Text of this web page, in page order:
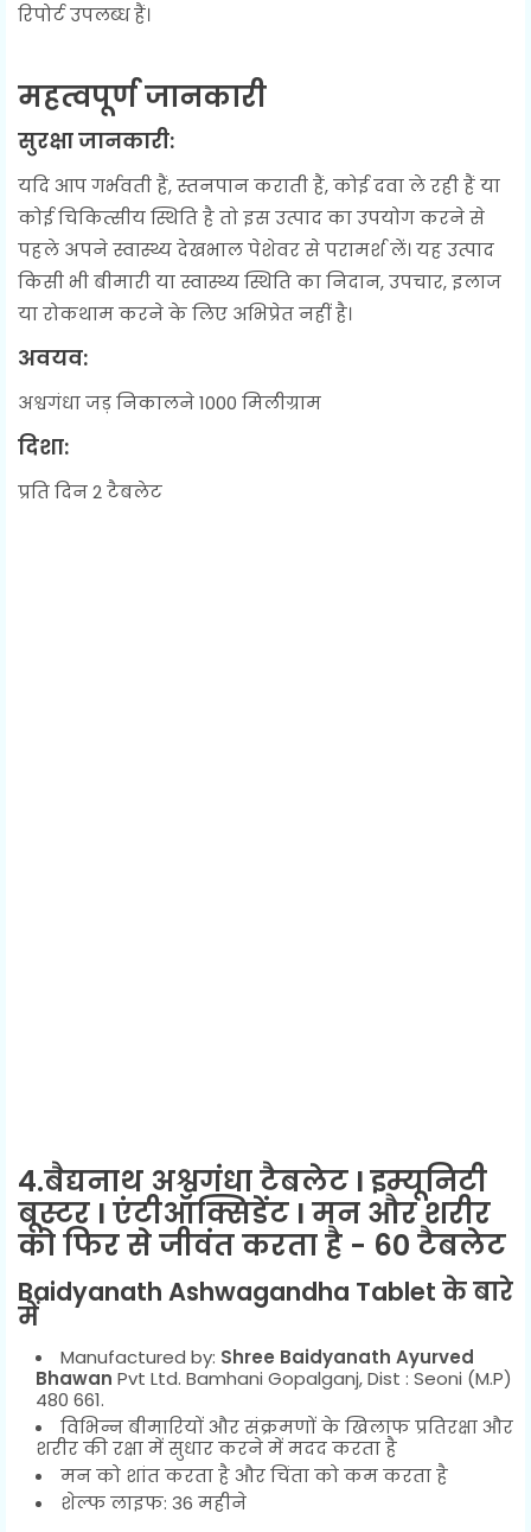
रिपोर्ट उपलब्ध हैं।
महत्वपूर्ण जानकारी
सुरक्षा जानकारी:
यदि आप गर्भवती हैं, स्तनपान कराती हैं, कोई दवा ले रही हैं या
कोई चिकित्सीय स्थिति है तो इस उत्पाद का उपयोग करने से
पहले अपने स्वास्थ्य देखभाल पेशेवर से परामर्श लें। यह उत्पाद
किसी भी बीमारी या स्वास्थ्य स्थिति का निदान, उपचार, इलाज
या रोकथाम करने के लिए अभिप्रेत नहीं है।
अवयव:
अश्वगंधा जड़ निकालने 1000 मिलीग्राम
दिशा:
प्रति दिन 2 टैबलेट
4.बैद्यनाथ अश्वगंधा टैबलेट I इम्यूनिटी
बूस्टर I एंटीऑक्सिडेंट I मन और शरीर
को फिर से जीवंत करता है - 60 टैबलेट
Baidyanath Ashwagandha Tablet के बारे
में
Manufactured by: Shree Baidyanath Ayurved
Bhawan Pvt Ltd. Bamhani Gopalganj, Dist : Seoni (M.P)
480 661.
विभिन्न बीमारियों और संक्रमणों के खिलाफ प्रतिरक्षा और
शरीर की रक्षा में सुधार करने में मदद करता है
मन को शांत करता है और चिंता को कम करता है
शेल्फ लाइफ: 36 महीने